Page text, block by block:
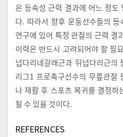
은 등속성 근력 결과에 어느 정도
다. 따라서 향후 운동선수들의
연구에 있어 특정 관절의 근력 결
이력은 반드시 고려되어야 할 필
넙다리네갈래근과 뒤넙다리근의
리그1 프로축구선수의 무릎관절
나 재활 후 스포츠 복귀를 결정
될 수 있을 것이다.
REFERENCES